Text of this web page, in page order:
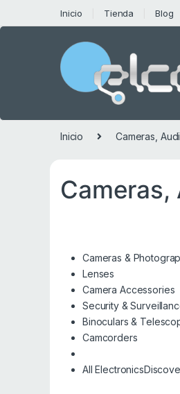
Inicio Tienda Blog
Inicio Cameras,
Cameras,
Cameras &
Lenses
Camera Accessories
Security &
Binoculars &
Camcorders
All Electronics